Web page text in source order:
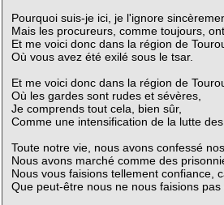
Pourquoi suis-je ici, je l'ignore
Mais les procureurs, comme toujours,
Et me voici donc dans la région de
Où vous avez été exilé sous le tsar.
Et me voici donc dans la région de
Où les gardes sont rudes et sévères,
Je comprends tout cela, bien sûr,
Comme une intensification de la lutte des
Toute notre vie, nous avons confessé
Nous avons marché comme des
Nous vous faisions tellement confiance,
Que peut-être nous ne nous faisions pas